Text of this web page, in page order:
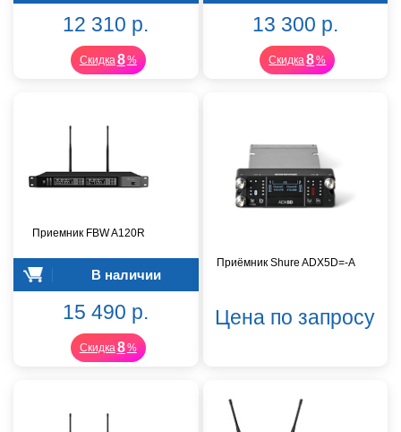
12 310 р.
Скидка 8%
13 300 р.
Скидка 8%
Приемник FBW A120R
В наличии
15 490 р.
Скидка 8%
Приёмник Shure ADX5D=-A
Цена по запросу